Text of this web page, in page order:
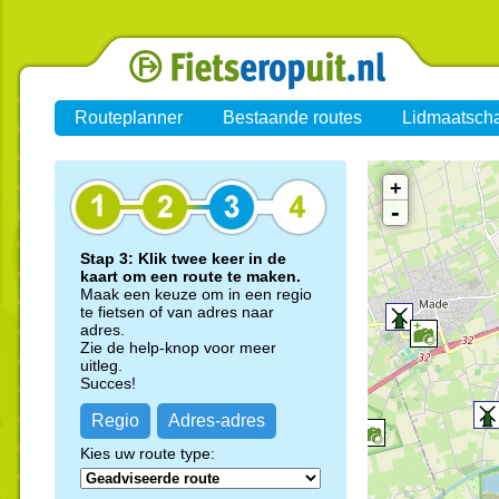
Routeplanner Bestaande routes
Stap 3: Klik twee keer in de
kaart om een route te maken.
Maak een keuze om in een regio
te fietsen of van adres naar
adres.
Zie de help-knop voor meer
uitleg.
Succes!
Regio Adres-adres
Kies uw route type:
+
-